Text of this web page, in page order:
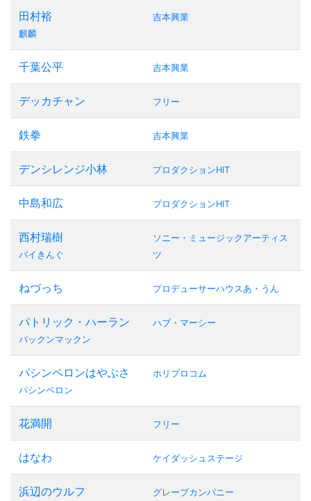
田村裕
麒麟
吉本興業
千葉公平 吉本興業
デッカチャン フリー
鉄拳 吉本興業
デンシレンジ小林 プロダクションHIT
中島和広 プロダクションHIT
西村瑞樹
バイきんぐ
ソニー・ミュージックアーティス
ツ
ねづっち プロデューサーハウスあ・うん
パトリック・ハーラン
パックンマックン
ハブ・マーシー
パシンペロンはやぶさ
パシンペロン
ホリプロコム
花満開 フリー
はなわ ケイダッシュステージ
浜辺のウルフ グレープカンパニー